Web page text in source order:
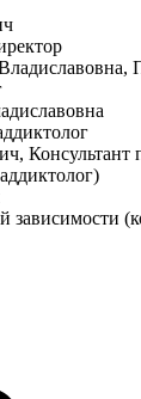
зависимости